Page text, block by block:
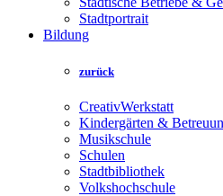
Stadtportrait
Bildung
zurück
CreativWerkstatt
Kindergärten &
Musikschule
Schulen
Stadtbibliothek
Volkshochschule